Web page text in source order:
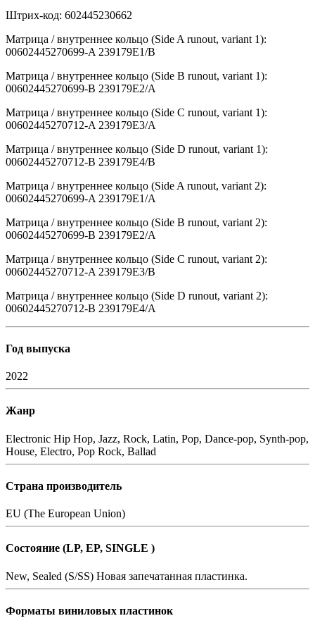
Штрих-код: 602445230662
Матрица / внутреннее кольцо (Side A runout, variant 1):
00602445270699-A 239179E1/B
Матрица / внутреннее кольцо (Side B runout, variant 1):
00602445270699-B 239179E2/A
Матрица / внутреннее кольцо (Side C runout, variant 1):
00602445270712-A 239179E3/A
Матрица / внутреннее кольцо (Side D runout, variant 1):
00602445270712-B 239179E4/B
Матрица / внутреннее кольцо (Side A runout, variant 2):
00602445270699-A 239179E1/A
Матрица / внутреннее кольцо (Side B runout, variant 2):
00602445270699-B 239179E2/A
Матрица / внутреннее кольцо (Side C runout, variant 2):
00602445270712-A 239179E3/B
Матрица / внутреннее кольцо (Side D runout, variant 2):
00602445270712-B 239179E4/A
Год выпуска
2022
Жанр
Electronic Hip Hop, Jazz, Rock, Latin, Pop, Dance-pop, Synth-pop,
House, Electro, Pop Rock, Ballad
Страна производитель
EU (The European Union)
Состояние (LP, EP, SINGLE )
New, Sealed (S/SS) Новая запечатанная пластинка.
Форматы виниловых пластинок